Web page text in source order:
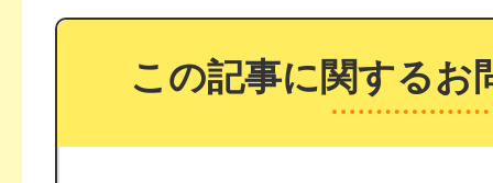
この記事に関するお